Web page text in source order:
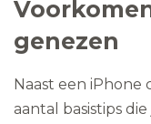
genezen
Naast een iPhone
aantal basistips